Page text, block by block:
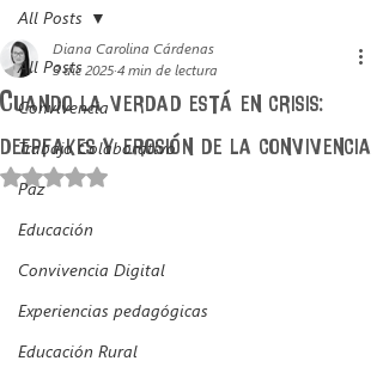
All Posts
Convivencia
Trabajo Colaborativo
Paz
Educación
Convivencia Digital
Experiencias pedagógicas
Educación Rural
All Posts
Cuando la verdad está en crisis:
deepfakes y erosión de la convivencia
Diana Carolina Cárdenas
3 dic 20254 min de lectura
Obtuvo NaN de 5 estrellas.